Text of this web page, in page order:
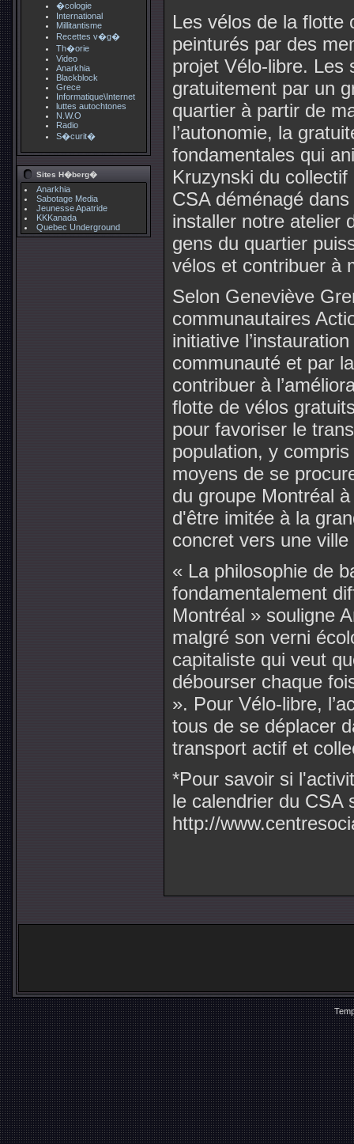
�cologie
International
Millitantisme
Recettes v�g�
Th�orie
Video
Anarkhia
Blackblock
Grece
Informatique\Internet
luttes autochtones
N.W.O
Radio
S�curit�
Sites H�berg�
Anarkhia
Sabotage Media
Jeunesse Apatride
KKKanada
Quebec Underground
Les vélos de la flotte
peinturés par des
projet Vélo-libre. Les
gratuitement par un
quartier à partir de
l’autonomie, la
fondamentales qui
Kruzynski du
CSA déménagé
installer notre atelier
gens du quartier
vélos et contribuer à
Selon Geneviève
communautaires
initiative
communauté et par
contribuer à
flotte de vélos
pour favoriser le
population, y
moyens de se
du groupe Montréal
d'être imitée à la
concret vers une
« La philosophie de
fondamentalement
Montréal » souligne
malgré son verni
capitaliste qui veut
débourser chaque
». Pour Vélo-libre,
tous de se déplacer
transport actif et
*Pour savoir si
le calendrier du CSA
http://